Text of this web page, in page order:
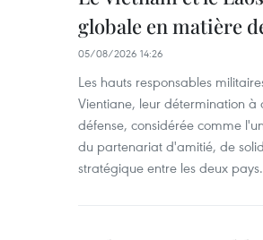
globale en matière
05/08/2026 14:26
Les hauts responsables
Vientiane, leur détermination
défense, considérée comme
du partenariat d'amitié, de
stratégique entre les deux pays.